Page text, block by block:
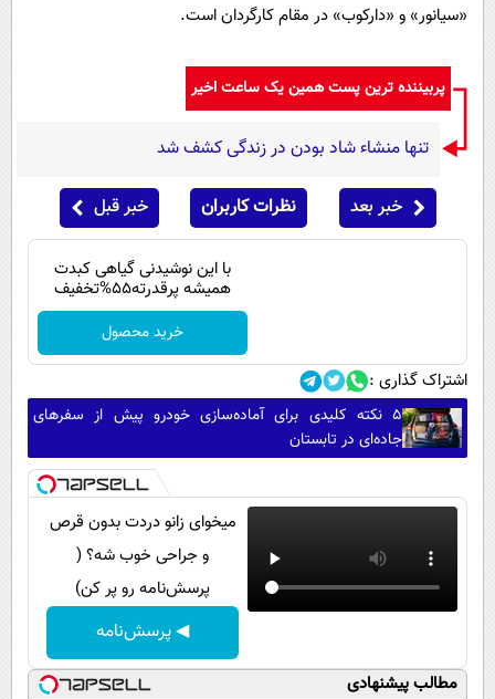
«سیانور» و «دارکوب» در مقام کارگردان است.
پربیننده ترین پست همین یک ساعت اخیر
تنها منشاء شاد بودن در زندگی کشف شد
خبر بعد نظرات کاربران خبر قبل
با این نوشیدنی گیاهی کبدت
همیشه پرقدرته55%تخفیف
خرید محصول
اشتراک گذاری :
۵ نکته کلیدی برای آماده‌سازی خودرو پیش از سفرهای
جاده‌ای در تابستان
میخوای زانو دردت بدون قرص
و جراحی خوب شه؟ (
پرسش‌نامه رو پر کن)
◀ پرسش‌نامه
مطالب پیشنهادی